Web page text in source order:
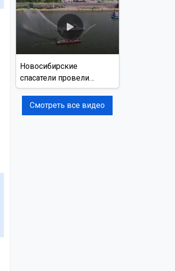
Новосибирские
спасатели провели
учения на реке Обь
Смотреть все видео